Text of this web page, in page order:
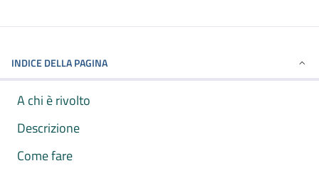
INDICE DELLA PAGINA
A chi è rivolto
Descrizione
Come fare